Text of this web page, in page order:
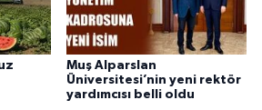
Muş Alparslan
Üniversitesi’nin yeni rektör
yardımcısı belli oldu